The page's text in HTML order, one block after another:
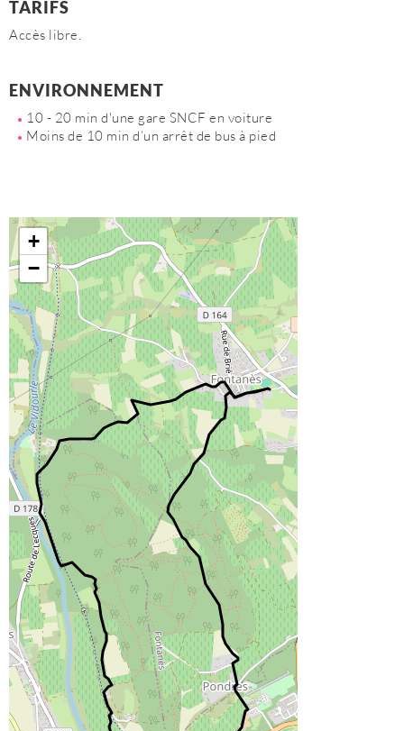
TARIFS
Accès libre.
ENVIRONNEMENT
10 - 20 min d'une gare SNCF en voiture
Moins de 10 min d’un arrêt de bus à pied
+
−